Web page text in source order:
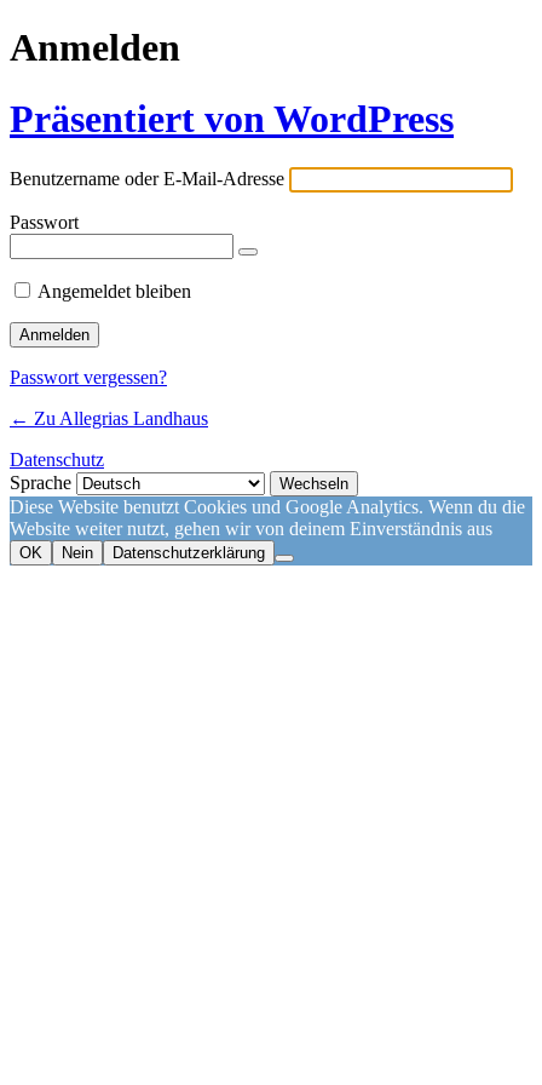
Anmelden
Präsentiert von WordPress
Benutzername oder E-Mail-Adresse
Passwort
Angemeldet bleiben
Passwort vergessen?
← Zu Allegrias Landhaus
Datenschutz
Sprache
Diese Website benutzt Cookies und Google Analytics. Wenn du die
Website weiter nutzt, gehen wir von deinem Einverständnis aus
OK Nein Datenschutzerklärung